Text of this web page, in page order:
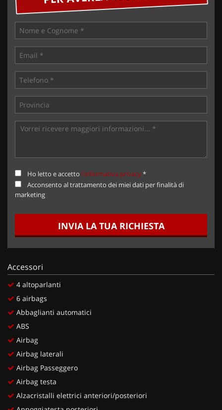
Ho letto e accetto l'informativa privacy*
Acconsento al trattamento dei miei dati per finalità di
marketing
INVIA LA TUA RICHIESTA
Accessori
4 altoparlanti
6 airbags
Abbaglianti automatici
ABS
Airbag
Airbag laterali
Airbag Passeggero
Airbag testa
Alzacristalli elettrici anteriori/posteriori